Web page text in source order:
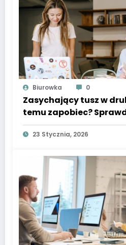
Biurowka 0
Zasychający tusz w
temu zapobiec?
na uratowanie sprzętu
23 Stycznia, 2026